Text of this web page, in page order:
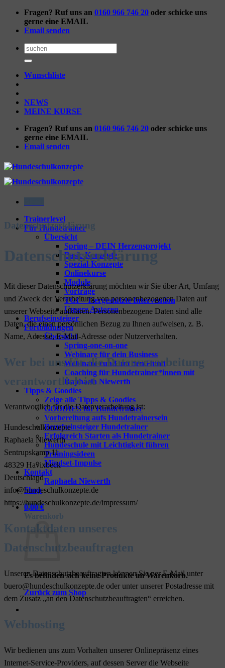
Zum
springen
Fragen? Ruf uns an 0160 966 746 20 oder schicke uns
gerne eine EMAIL
Email senden
Suchen
nach:
Wunschliste
NEWS
MEINE KURSE
Fragen? Ruf uns an 0160 966 746 20 oder schicke uns
gerne eine EMAIL
Email senden
Trainerlevel
Für Hundetrainer
Übersicht
Spring – DEIN Herzensprojekt
Basic-Konzepte
Spezial-Konzepte
Onlinekurse
Module
Vorträge
TGI – Tiergestützte Intervention
Unsere Autoren
Berufseinsteiger
Fortbildungen
Übersicht
Spring-one-on-one
Webinare für dein Business
Webinare rund um den Hund
Coaching für Hundetrainer*innen mit
Raphaela Niewerth
Tipps & Goodies
Zeige alle Tipps & Goodies
GOODIES für Hundetrainer
Vorbereitung aufs Hundetrainersein
Berufseinsteiger Hundetrainer
Erfolgreich Starten als Hundetrainer
Hundeschule mit Leichtigkeit führen
Trainingsideen
Mindset-Impulse
Kontakt
Raphaela Niewerth
Shop
0,00€
Warenkorb
Es befinden sich keine Produkte im Warenkorb.
Zurück zum Shop
Datenschutzerklärung
Datenschutzerklärung
Mit dieser Datenschutzerklärung möchten wir Sie über Art, Umfang
und Zweck der Verarbeitung von personenbezogenen Daten auf
unserer Webseite aufklären. Personenbezogene Daten sind alle
Daten, die einen persönlichen Bezug zu Ihnen aufweisen, z. B.
Name, Adresse, E-Mail-Adresse oder Nutzerverhalten.
Wer bei uns für die Datenverarbeitung
verantwortlich ist
Verantwortlich für die Datenverarbeitung ist:
Hundeschulkonzepte
Raphaela Niewerth
Sentrupskamp 11
48329 Havixbeck
Deutschland
info@hundeschulkonzepte.de
https://hundeschulkonzepte.de/impressum/
Kontaktdaten unseres
Datenschutzbeauftragten
Unseren Datenschutzbeauftragten können Sie per E-Mail unter
buero@hundeschulkonzepte.de oder unter unserer Postadresse mit
dem Zusatz „an den Datenschutzbeauftragten“ erreichen.
Webhosting
Wir bedienen uns zum Vorhalten unserer Onlinepräsenz eines
Internet-Service-Providers, auf dessen Server die Webseite